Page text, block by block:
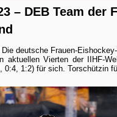
– DEB Team der
Die deutsche Frauen-
aktuellen Vierten der IIHF-
1:2) für sich. Torschützin